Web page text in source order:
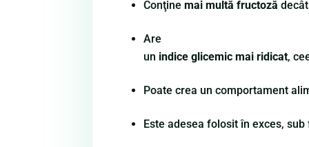
Conţinemai multă fructoză
Are
un indice glicemic mai ridicat,
Poate crea un comportament
Este adesea folosit în exces,